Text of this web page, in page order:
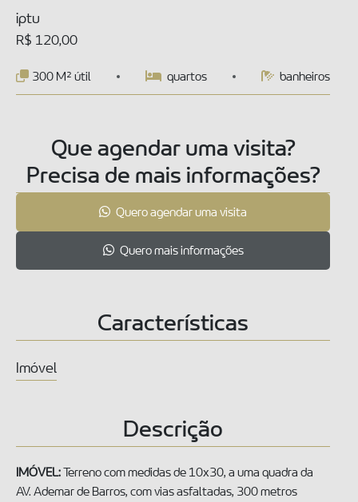
iptu
R$ 120,00
300 M² útil quartos banheiros
Que agendar uma visita?
Precisa de mais informações?
Quero agendar uma visita
Quero mais informações
Características
Imóvel
Descrição
IMÓVEL:Terreno com medidas de 10x30, a uma quadra da
AV. Ademar de Barros, com vias asfaltadas, 300 metros